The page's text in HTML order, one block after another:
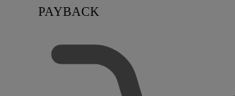
PAYBACK